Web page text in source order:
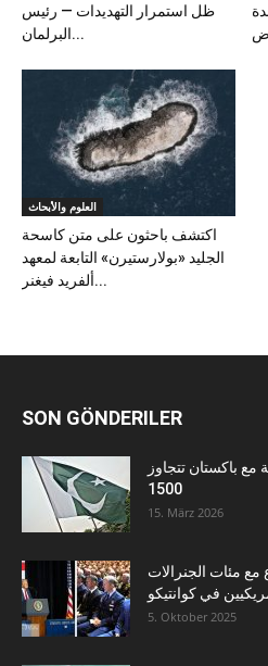
ظل استمرار التهديدات — رئيس
البرلمان...
العلوم والأبحاث
اكتشف باحثون على متن كاسحة
الجليد «بولارستيرن» التابعة لمعهد
ألفريد فيغنر...
SON GÖNDERILER
باكستان تتجاوز
1500
15. März 2026
مئات الجنرالات
5. Oktober 2025